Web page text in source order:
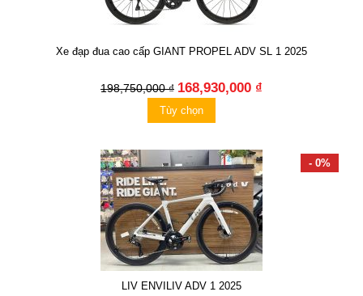
Xe đạp đua cao cấp GIANT PROPEL ADV SL 1 2025
198,750,000 ₫ 168,930,000 ₫
Tùy chọn
- 0%
LIV ENVILIV ADV 1 2025